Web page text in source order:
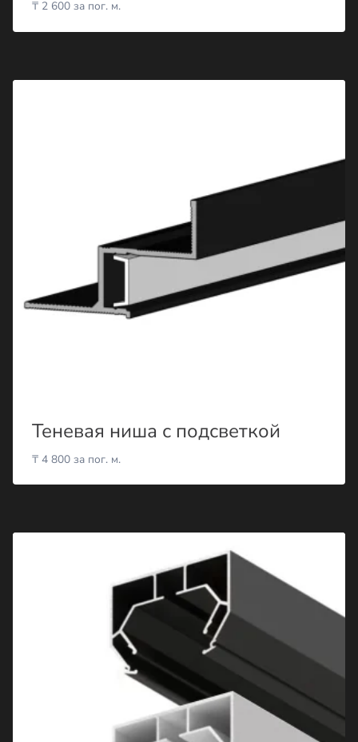
₸ 2 600 за пог. м.
Теневая ниша с подсветкой
₸ 4 800 за пог. м.